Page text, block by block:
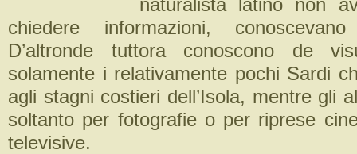
chiedere informazioni,
D’altronde tuttora conoscono de
solamente i relativamente pochi Sardi
agli stagni costieri dell’Isola, mentre gli
soltanto per fotografie o per riprese
televisive.